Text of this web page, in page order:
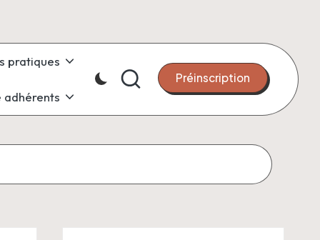
pratiques
adhérents
Préinscription